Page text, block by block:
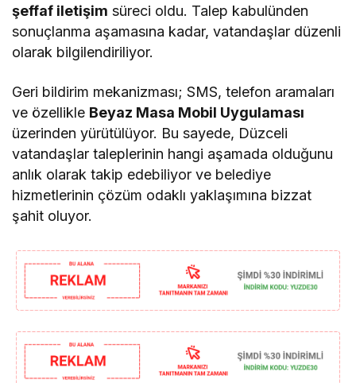
şeffaf iletişim süreci oldu. Talep kabulünden
sonuçlanma aşamasına kadar, vatandaşlar düzenli
olarak bilgilendiriliyor.
Geri bildirim mekanizması; SMS, telefon aramaları
ve özellikle Beyaz Masa Mobil Uygulaması
üzerinden yürütülüyor. Bu sayede, Düzceli
vatandaşlar taleplerinin hangi aşamada olduğunu
anlık olarak takip edebiliyor ve belediye
hizmetlerinin çözüm odaklı yaklaşımına bizzat
şahit oluyor.